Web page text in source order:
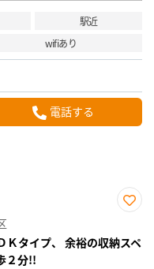
駅近
wifiあり
電話する
り登
録
Ｋタイプ、 余裕の収納スペ
２分!!